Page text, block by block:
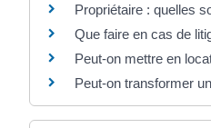
Propriétaire : quelles
Que faire en cas de
Peut-on mettre en
Peut-on transformer